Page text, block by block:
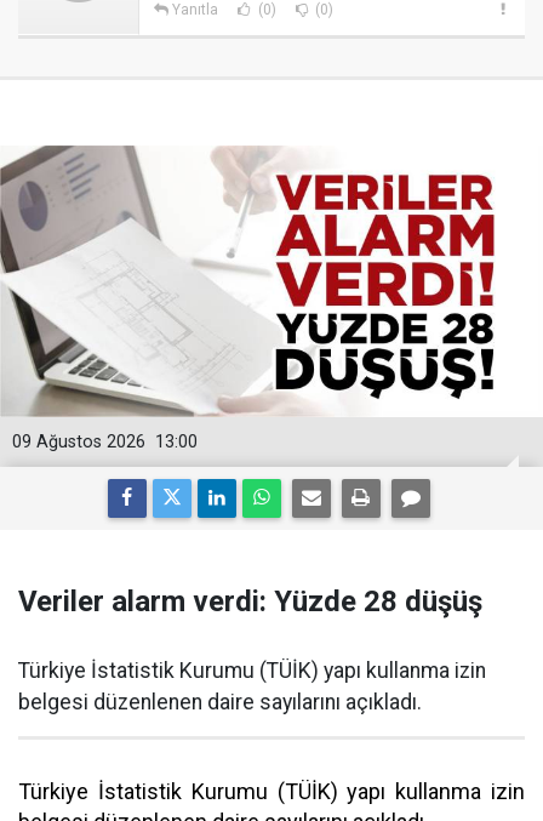
Yanıtla (0) (0)
13:00
09 Ağustos 2026
Veriler alarm verdi: Yüzde 28 düşüş
Türkiye İstatistik Kurumu (TÜİK) yapı kullanma izin
belgesi düzenlenen daire sayılarını açıkladı.
Türkiye İstatistik Kurumu (TÜİK) yapı kullanma izin